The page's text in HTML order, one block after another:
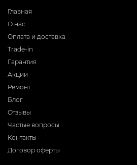
Главная
О нас
Оплата и доставка
Trade-in
Гарантия
Акции
Ремонт
Блог
Отзывы
Частые вопросы
Контакты
Договор оферты